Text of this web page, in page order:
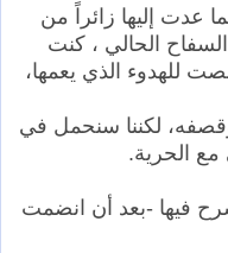
عدت إليها زائراً من
الحالي ، كنت
للهدوء الذي يعمها،
وقصفه، لكننا سنحمل في
مع الحرية.
فيها -بعد أن انضمت